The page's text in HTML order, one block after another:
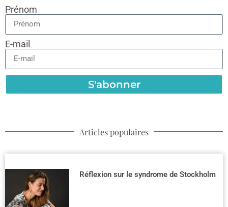
Prénom
E-mail
S'abonner
Articles populaires
Réflexion sur le syndrome de Stockholm